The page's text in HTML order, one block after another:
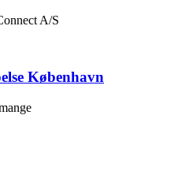
A/S
København